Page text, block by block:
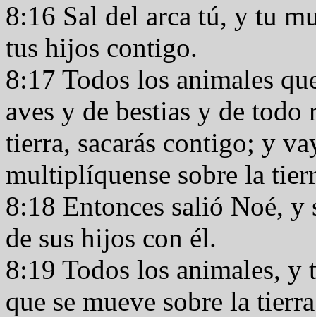
8:16 Sal del arca tú, y tu
tus hijos contigo.
8:17 Todos los animales
aves y de bestias y de todo
tierra, sacarás contigo; y
multiplíquense sobre la
8:18 Entonces salió Noé, y
de sus hijos con él.
8:19 Todos los animales,
que se mueve sobre la